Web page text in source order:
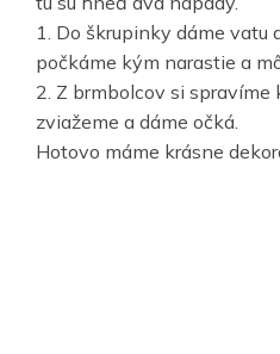
1. Do škrupinky dáme vatu
počkáme kým narastie a
2. Z brmbolcov si spravíme
zviažeme a dáme očká.
Hotovo máme krásne